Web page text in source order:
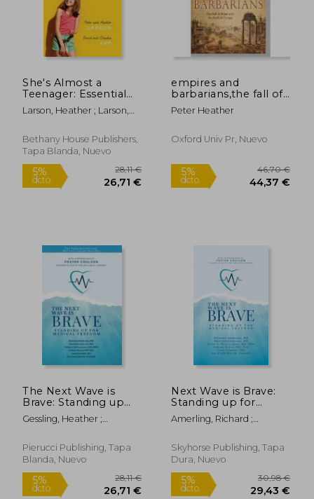
5%
dcto. 26,91 €
5%
dcto.
5%
dcto. 26,78 €
5%
dcto.
She's Almost a
Teenager: Essential
Conversations to
Have Now (en Inglés)
Larson, Heather ; Larson,
Bethany House Publishers,
Tapa Blanda, Nuevo
empires and
barbarians,the fall of
rome and the birth of
europe
Peter Heather
Oxford Univ Pr, Nuevo
The Next Wave is
Brave: Standing up
for Medical Freedom
(en Inglés)
Gessling, Heather ;
Risch, Harvey
Pierucci Publishing, Tapa
Blanda, Nuevo
Next Wave is Brave:
Standing up for
Medical Freedom (en
Inglés)
Amerling, Richard ;
McCullough, Peter A.
Skyhorse Publishing, Tapa
Dura, Nuevo